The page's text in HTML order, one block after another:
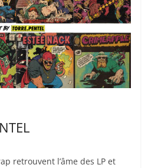
retrouvent l’âme des LP et